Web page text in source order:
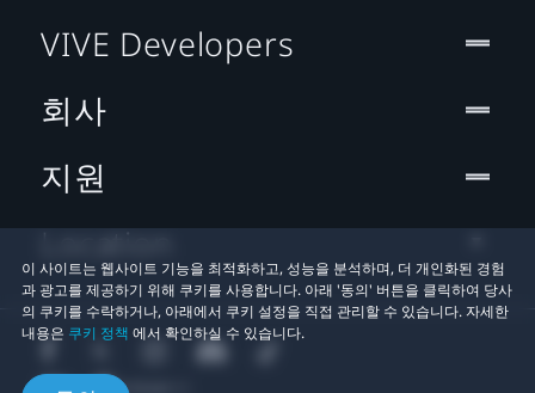
이 사이트는 웹사이트 기능을 최적화하고, 성능을 분석하며, 더 개인화된 경험
과 광고를 제공하기 위해 쿠키를 사용합니다. 아래 '동의' 버튼을 클릭하여 당사
의 쿠키를 수락하거나, 아래에서 쿠키 설정을 직접 관리할 수 있습니다. 자세한
내용은 쿠키 정책 에서 확인하실 수 있습니다.
VIVE Developers
회사
지원
Location